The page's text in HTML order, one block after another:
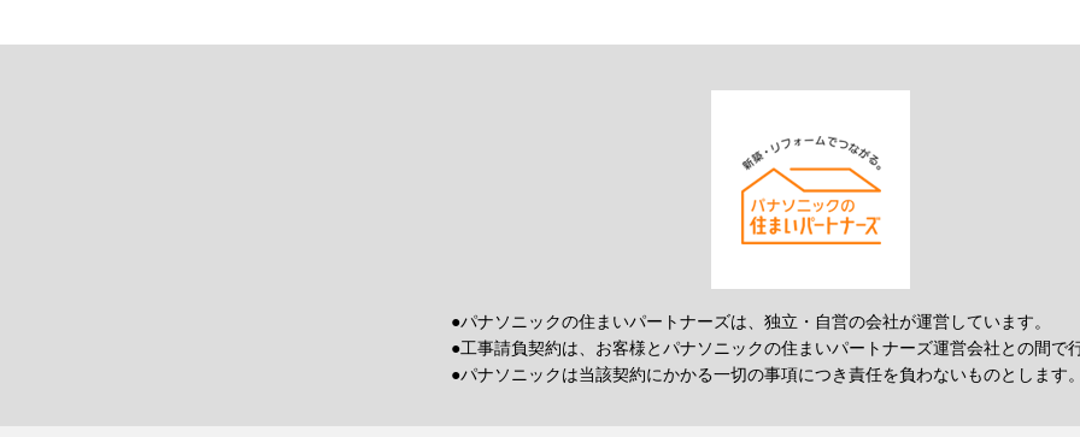
●パナソニックの住まいパートナーズは、独立・自営の会社が運営しています。
●工事請負契約は、お客様とパナソニックの住まいパートナーズ運営会社との間で
●パナソニックは当該契約にかかる一切の事項につき責任を負わないものとします